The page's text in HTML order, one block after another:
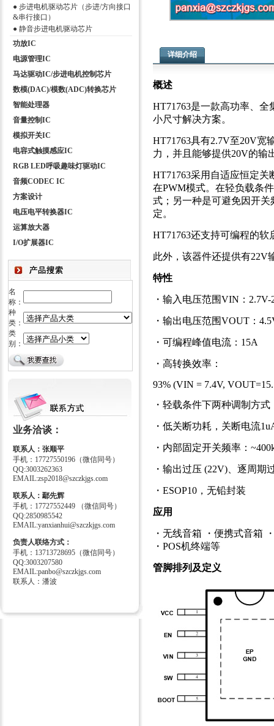
● 步进电机驱动芯片（步进/方向接口
&串行接口）
● 静音步进电机驱动芯片
功放IC
电源管理IC
马达驱动IC/步进电机控制芯片
数模(DAC)/模数(ADC)转换芯片
智能处理器
音量控制IC
模拟开关IC
电容式触摸感应IC
RGB LED呼吸趣味灯驱动IC
音频CODEC IC
方案设计
电压电平转换器IC
运算放大器
I/O扩展器IC
名
称：
种
类：
类
别：
业务洽谈：
联系人：张顺平
手机：17727550196（微信同号）
QQ:3003262363
EMAIL:zsp2018@szczkjgs.com
联系人：鄢先辉
手机：17727552449 （微信同号）
QQ:2850985542
EMAIL:yanxianhui@szczkjgs.com
负责人联络方式：
手机：13713728695（微信同号）
QQ:3003207580
EMAIL:panbo@szczkjgs.com
联系人：潘波
详细介绍
概述
HT71763是一款高功率、
小尺寸解决方案。
HT71763具有2.7V至20V宽
力，并且能够提供20V的输
HT71763采用自适应恒定
在PWM模式。在轻负载条
式；另一种是可避免因开关
定。
HT71763还支持可编程的
此外，该器件还提供有22V
特性
・输入电压范围VIN：2.7V-
・输出电压范围VOUT：
・可编程峰值电流： 15A
・高转换效率：
93% (VIN = 7.4V,
・轻载条件下两种调制方
・低关断功耗，关断电流
・内部固定开关频率：
・输出过压 (22V)、逐周期
・ESOP10，无铅封装
应用
・无线音箱 ・便携式音箱
・POS机终端等
管脚排列及定义